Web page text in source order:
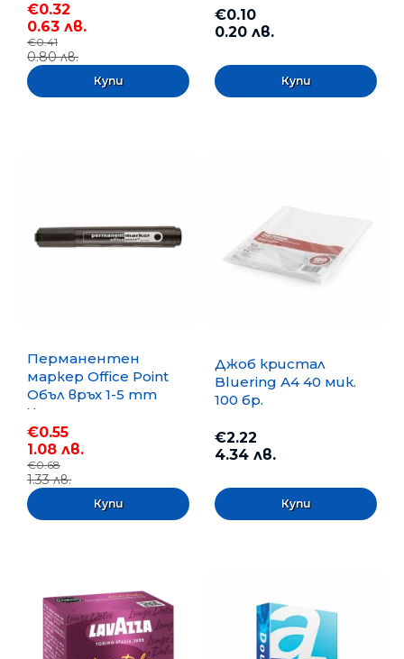
€0.32
0.63 лв.
€0.41
0.80 лв.
€0.10
0.20 лв.
Перманентен
маркер Office Point
Объл връх 1-5 mm
Черен
€0.55
1.08 лв.
€0.68
1.33 лв.
Джоб кристал
Bluering А4 40 мик.
100 бр.
€2.22
4.34 лв.